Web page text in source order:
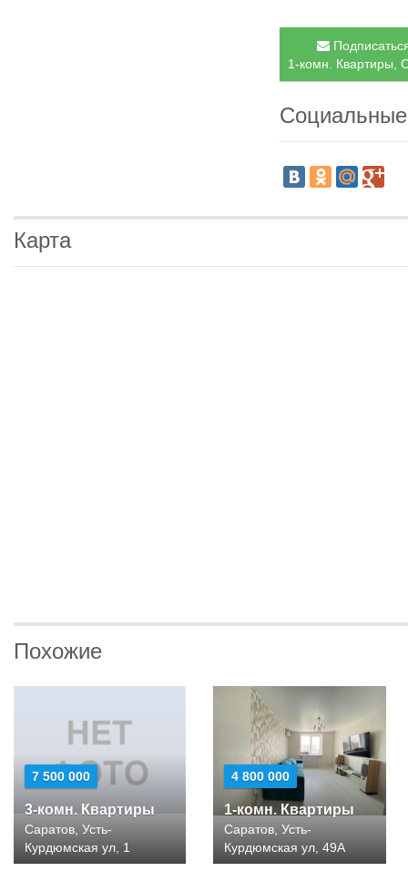
1-комн. Квартиры,
Карта
Похожие
7 500 000
3-комн. Квартиры
Саратов, Усть-
Курдюмская ул, 1
4 800 000
1-комн. Квартиры
Саратов, Усть-
Курдюмская ул, 49А